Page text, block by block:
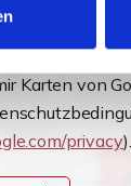
Karten von
privacy).